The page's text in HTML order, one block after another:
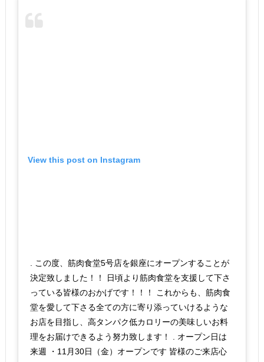
View this post on Instagram
. この度、筋肉食堂5号店を銀座にオープンすることが
決定致しました！！ 日頃より筋肉食堂を支援して下さ
っている皆様のおかげです！！！ これからも、筋肉食
堂を愛して下さる全ての方に寄り添っていけるような
お店を目指し、高タンパク低カロリーの美味しいお料
理をお届けできるよう努力致します！ . オープン日は
来週 ・11月30日（金）オープンです 皆様のご来店心